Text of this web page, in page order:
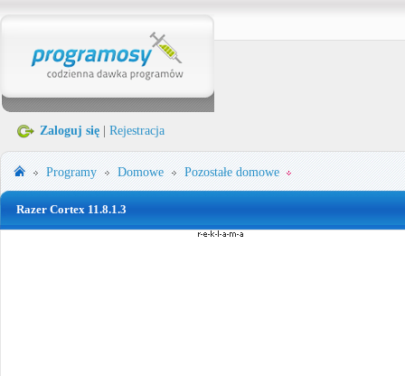
Zaloguj się Rejestracja
Programy Domowe Pozostałe domowe
Razer Cortex 11.8.1.3